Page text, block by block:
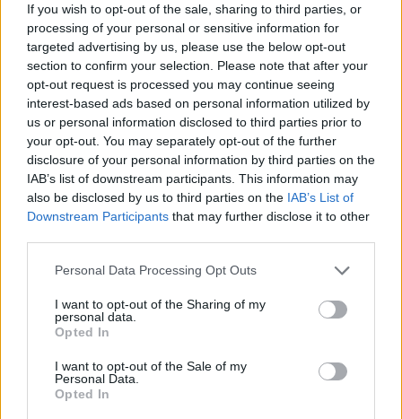
If you wish to opt-out of the sale, sharing to third parties, or
processing of your personal or sensitive information for
targeted advertising by us, please use the below opt-out
section to confirm your selection. Please note that after your
opt-out request is processed you may continue seeing
interest-based ads based on personal information utilized by
us or personal information disclosed to third parties prior to
your opt-out. You may separately opt-out of the further
disclosure of your personal information by third parties on the
IAB’s list of downstream participants. This information may
also be disclosed by us to third parties on the IAB’s List of
Downstream Participants that may further disclose it to other
Please note that this website/app uses one or more Google
not limited to your visit or usage behaviour. You may click to
grant or deny consent to Google and its third-party tags to
use your data for below specified purposes in below Google
consent section.
Personal Data Processing Opt Outs
I want to opt-out of the Sharing of my
personal data.
Opted In
I want to opt-out of the Sale of my
Personal Data.
Opted In
Alessandro Tassinari, torinese con passaporto
pieno di timbri, riscrisse un percorso alpino
dopo un incontro al Rifugio Garelli: oggi cura
storie di viaggio in chiave narrativa. In
redazione predilige longform, sostiene
l'attenzione al paesaggio e conserva un
taccuino logoro con mappe disegnate a
mano.